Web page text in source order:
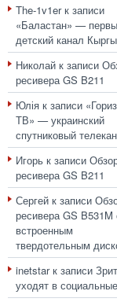
The-1v1erк записи
«Баластан» —
детский канал
Николай к записи
ресивера GS B211
Юлія к записи
ТВ» — украинский
спутниковый
Игорь к записи
ресивера GS B211
Сергей к записи
ресивера GS B531M
встроенным
твердотельным
inetstarк записи
уходят в